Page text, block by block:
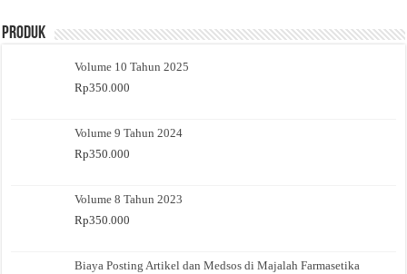
Produk
Volume 10 Tahun 2025
Rp350.000
Volume 9 Tahun 2024
Rp350.000
Volume 8 Tahun 2023
Rp350.000
Biaya Posting Artikel dan Medsos di Majalah Farmasetika